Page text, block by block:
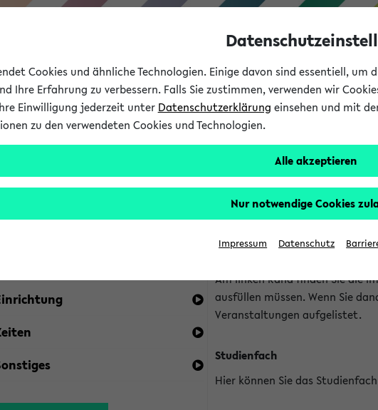
Forschung Studium
im eKVV
Suchkriterien:
Hinweise zur
Sie können das eKVV nach
die für Sie interessant sind.
Am linken Rand finden Sie die
ausfüllen müssen. Wenn Sie
Veranstaltungen aufgelistet.
Studienfach
Hier können Sie das
Cookies und ähnliche Technologien. Einige davon sind essentiell,
Ihre Erfahrung zu verbessern. Falls Sie zustimmen, verwenden wir
Einwilligung jederzeit unter Datenschutzerklärung einsehen und mit
zu den verwendeten Cookies und Technologien.
Alle akzeptieren
Nur notwendige Cookies
Impressum Datenschutz